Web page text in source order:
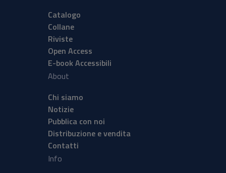
Catalogo
Collane
Riviste
Open Access
E-book Accessibili
About
Chi siamo
Notizie
Pubblica con noi
Distribuzione e vendita
Contatti
Info